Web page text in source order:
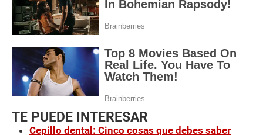
TE PUEDE INTERESAR
Cepillo dental: Cinco cosas que debes saber